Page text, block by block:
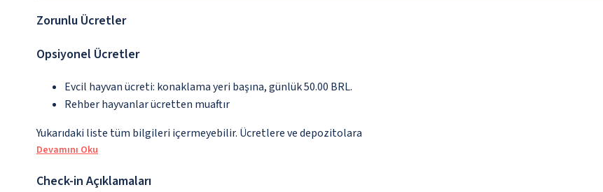
Zorunlu Ücretler
Opsiyonel Ücretler
Evcil hayvan ücreti: konaklama yeri başına, günlük 50.00 BRL.
Rehber hayvanlar ücretten muaftır
Yukarıdaki liste tüm bilgileri içermeyebilir. Ücretlere ve depozitolara
Devamını Oku
Check-in Açıklamaları